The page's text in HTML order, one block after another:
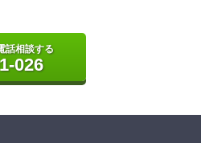
話相談する
026